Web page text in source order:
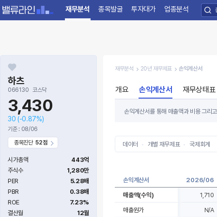
재무분석 종목발굴 투자대가 업종분석
하츠
066130 코스닥
3,430
30 (-0.87%)
기준 : 08/06
종목진단52점
시가총액
443억
주식수
1,280만
PER
5.28배
PBR
0.38배
ROE
7.23%
결산월
12월
재무분석 20년 재무제표 손익계산서
개요 손익계산서 재무상태표
손익계산서를 통해 매출액과 비용 그리
있습니다.
데이터 개별 재무제표 국제회계
손익계산서 2026/06
매출액(수익) 1,710
매출원가 N/A